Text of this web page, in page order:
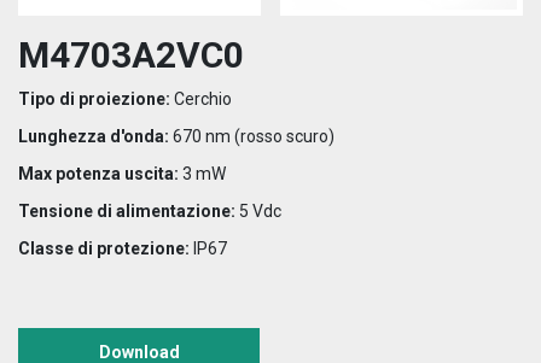
M4703A2VC0
Tipo di proiezione: Cerchio
Lunghezza d'onda: 670 nm (rosso scuro)
Max potenza uscita: 3 mW
Tensione di alimentazione: 5 Vdc
Classe di protezione: IP67
Download